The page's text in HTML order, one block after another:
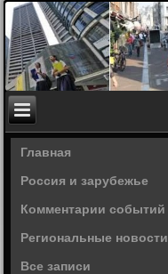
Главная
Россия и зарубежье
Комментарии событий
Региональные новости
Все записи